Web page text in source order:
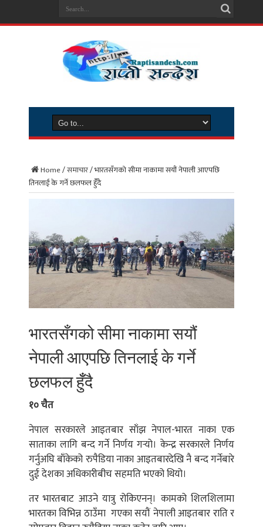
Home/समाचार/भारतसँगको सीमा नाकामा सयौं नेपाली आएपछि
तिनलाई के गर्ने छलफल हुँँदै
भारतसँगको सीमा नाकामा सयौं
नेपाली आएपछि तिनलाई के गर्ने
छलफल हुँँदै
१० चैत
नेपाल सरकारले आइतबार साँझ नेपाल-भारत नाका एक
साताका लागि बन्द गर्ने निर्णय गर्‍यो। केन्द्र सरकारले निर्णय
गर्नुअघि बाँकेको रुपैडिया नाका आइतबारदेखि नै बन्द गर्नेबारे
दुई देशका अधिकारीबीच सहमति भएको थियो।
तर भारतबाट आउने यात्रु रोकिएनन्। कामको शिलशिलामा
भारतका विभिन्न ठाउँमा गएका सयौं नेपाली आइतबार राति र